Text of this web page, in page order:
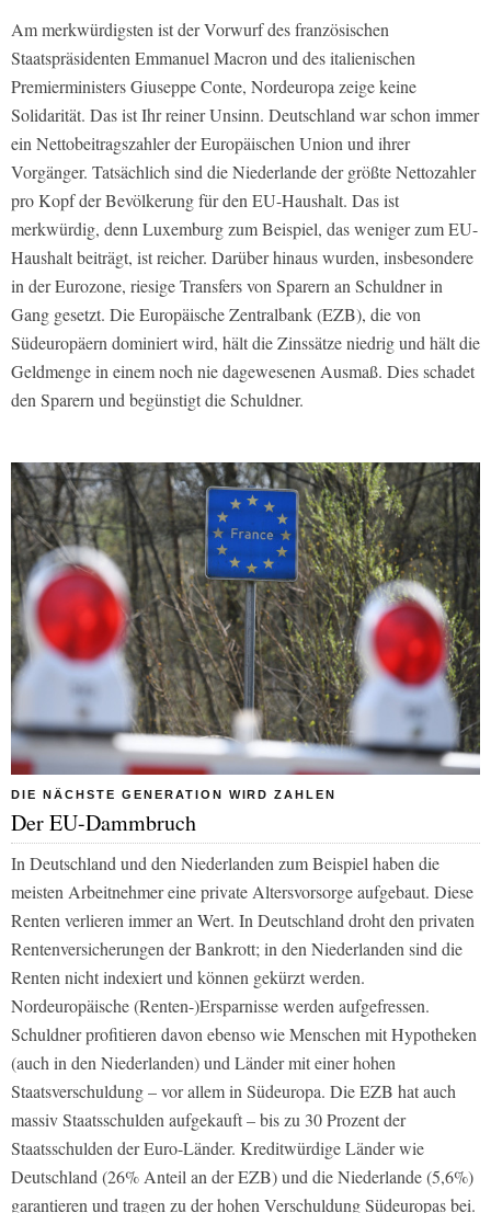
Am merkwürdigsten ist der Vorwurf des französischen
Staatspräsidenten Emmanuel Macron und des italienischen
Premierministers Giuseppe Conte, Nordeuropa zeige keine
Solidarität. Das ist Ihr reiner Unsinn. Deutschland war schon immer
ein Nettobeitragszahler der Europäischen Union und ihrer
Vorgänger. Tatsächlich sind die Niederlande der größte Nettozahler
pro Kopf der Bevölkerung für den EU-Haushalt. Das ist
merkwürdig, denn Luxemburg zum Beispiel, das weniger zum EU-
Haushalt beiträgt, ist reicher. Darüber hinaus wurden, insbesondere
in der Eurozone, riesige Transfers von Sparern an Schuldner in
Gang gesetzt. Die Europäische Zentralbank (EZB), die von
Südeuropäern dominiert wird, hält die Zinssätze niedrig und hält die
Geldmenge in einem noch nie dagewesenen Ausmaß. Dies schadet
den Sparern und begünstigt die Schuldner.
DIE NÄCHSTE GENERATION WIRD ZAHLEN
Der EU-Dammbruch
In Deutschland und den Niederlanden zum Beispiel haben die
meisten Arbeitnehmer eine private Altersvorsorge aufgebaut. Diese
Renten verlieren immer an Wert. In Deutschland droht den privaten
Rentenversicherungen der Bankrott; in den Niederlanden sind die
Renten nicht indexiert und können gekürzt werden.
Nordeuropäische (Renten-)Ersparnisse werden aufgefressen.
Schuldner profitieren davon ebenso wie Menschen mit Hypotheken
(auch in den Niederlanden) und Länder mit einer hohen
Staatsverschuldung – vor allem in Südeuropa. Die EZB hat auch
massiv Staatsschulden aufgekauft – bis zu 30 Prozent der
Staatsschulden der Euro-Länder. Kreditwürdige Länder wie
Deutschland (26% Anteil an der EZB) und die Niederlande (5,6%)
garantieren und tragen zu der hohen Verschuldung Südeuropas bei.